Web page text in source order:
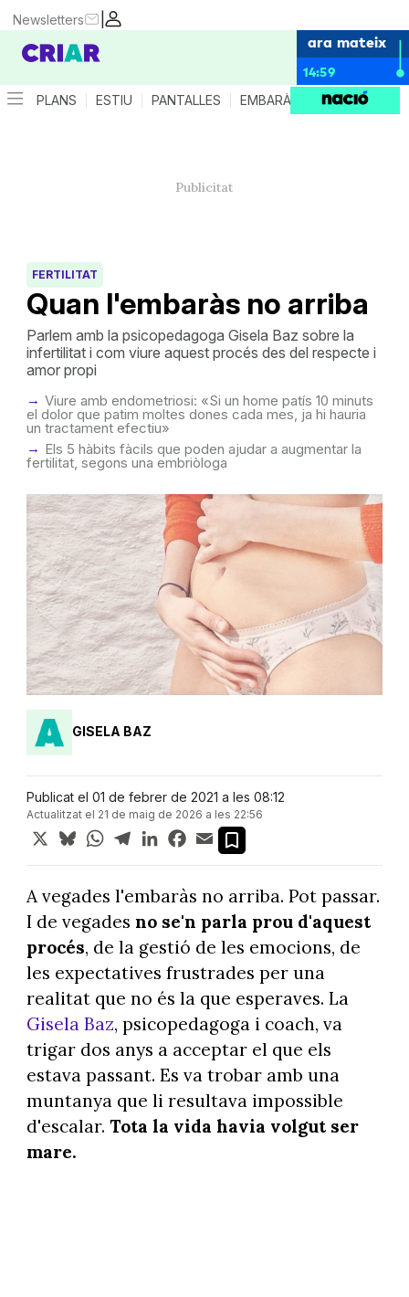
|
Newsletters
ara mateix
14:59
PLANS ESTIU PANTALLES EMBARÀS CRIANÇA
Quan l'embaràs no arriba
FERTILITAT
Parlem amb la psicopedagoga Gisela Baz sobre la
infertilitat i com viure aquest procés des del respecte i
amor propi
Viure amb endometriosi: «Si un home patís 10 minuts
el dolor que patim moltes dones cada mes, ja hi hauria
un tractament efectiu»
Els 5 hàbits fàcils que poden ajudar a augmentar la
fertilitat, segons una embriòloga
GISELA BAZ
Publicat el 01 de febrer de 2021 a les 08:12
Actualitzat el 21 de maig de 2026 a les 22:56
X BlueskyWhatsApp
TelegramLinkedInFacebook
Email
A vegades l'embaràs no arriba. Pot passar.
I de vegades no se'n parla prou d'aquest
procés, de la gestió de les emocions, de
les expectatives frustrades per una
realitat que no és la que esperaves. La
Gisela Baz, psicopedagoga i coach, va
trigar dos anys a acceptar el que els
estava passant. Es va trobar amb una
muntanya que li resultava impossible
d'escalar. Tota la vida havia volgut ser
mare.